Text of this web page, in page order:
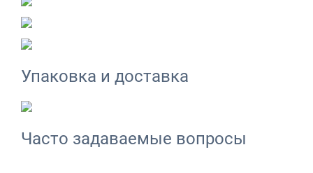
Упаковка и доставка
Часто задаваемые вопросы